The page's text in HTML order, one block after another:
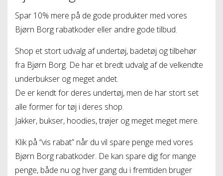
Spar 10% mere på de gode produkter med vores
Bjørn Borg rabatkoder eller andre gode tilbud.
Shop et stort udvalg af undertøj, badetøj og tilbehør
fra Bjørn Borg. De har et bredt udvalg af de velkendte
underbukser og meget andet.
De er kendt for deres undertøj, men de har stort set
alle former for tøj i deres shop.
Jakker, bukser, hoodies, trøjer og meget meget mere.
Klik på “vis rabat” når du vil spare penge med vores
Bjørn Borg rabatkoder. De kan spare dig for mange
penge, både nu og hver gang du i fremtiden bruger